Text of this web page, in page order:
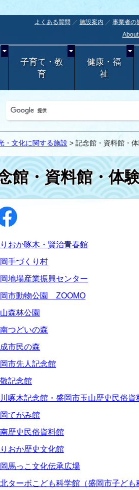
よくある質問 施設案内 事業者の
子育て・教
育
健康・福
祉
・文化に関する施設 > 記念館・資料館・
館・資料館・体
おか啄木・賢治青春館
手づくり村
地場産業振興センター
市動物公園 ZOOMO
森林公園
つどいの森
市民の森
市先人記念館
記念館
啄木記念館・盛岡市玉山歴史民俗資
てがみ館
歴史民俗資料館
おか歴史文化館
馬っこ文化伝承広場
ターボこども科学館（盛岡市子ども